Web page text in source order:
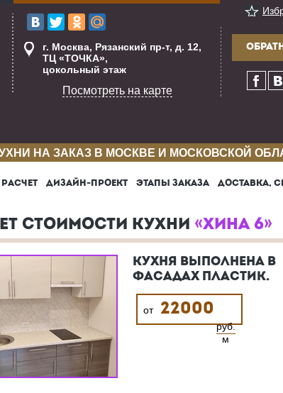
г. Москва, Рязанский пр-т, д. 12,
ТЦ «ТОЧКА»,
цокольный этаж
Посмотреть на карте
НА ЗАКАЗ В МОСКВЕ И МОСКОВСКОЙ
РАСЧЕТ ДИЗАЙН-ПРОЕКТ ЭТАПЫ ЗАКАЗА ДОСТАВКА,
СТОИМОСТИ КУХНИ «ХИНА 6»
КУХНЯ ВЫПОЛНЕНА В
ФАСАДАХ ПЛАСТИК.
от 22000
руб.
м